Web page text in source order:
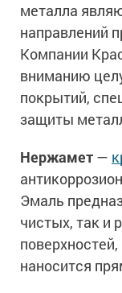
металла
направлений
Компании
вниманию
покрытий,
защиты
Нержамет —
Эмаль
чистых, так и
наносится